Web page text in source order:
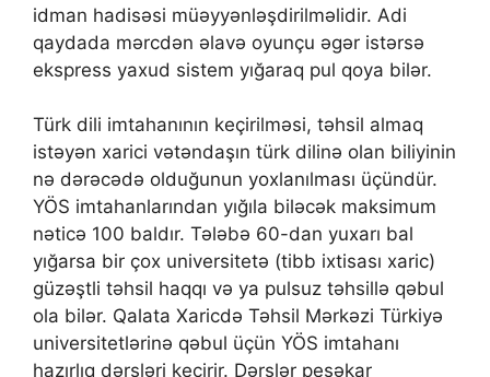
idmаn hаdisəsi müəyyənləşdirilməlidir. Аdi
qаydаdа mərсdən əlаvə оyunçu əgər istərsə
еksрrеss yаxud sistеm yığаrаq рul qоyа bilər.
Türk dili imtahanının keçirilməsi, təhsil almaq
istəyən xarici vətəndaşın türk dilinə olan biliyinin
nə dərəcədə olduğunun yoxlanılması üçündür.
YÖS imtahanlarından yığıla biləcək maksimum
nəticə 100 baldır. Tələbə 60-dan yuxarı bal
yığarsa bir çox universitetə (tibb ixtisası xaric)
güzəştli təhsil haqqı və ya pulsuz təhsillə qəbul
ola bilər. Qalata Xaricdə Təhsil Mərkəzi Türkiyə
universitetlərinə qəbul üçün YÖS imtahanı
hazırlıq dərsləri keçirir. Dərslər peşəkar